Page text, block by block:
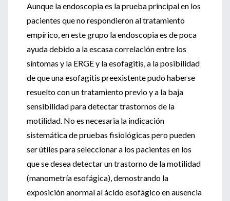
Aunque la endoscopia es la prueba principal en los
pacientes que no respondieron al tratamiento
empírico, en este grupo la endoscopia es de poca
ayuda debido a la escasa correlación entre los
síntomas y la ERGE y la esofagitis, a la posibilidad
de que una esofagitis preexistente pudo haberse
resuelto con un tratamiento previo y a la baja
sensibilidad para detectar trastornos de la
motilidad. No es necesaria la indicación
sistemática de pruebas fisiológicas pero pueden
ser útiles para seleccionar a los pacientes en los
que se desea detectar un trastorno de la motilidad
(manometría esofágica), demostrando la
exposición anormal al ácido esofágico en ausencia